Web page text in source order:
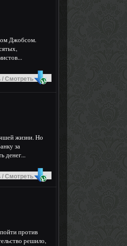
Джобсом.
/ Смотреть
жизни. Но
за
денег...
/ Смотреть
против
решило,